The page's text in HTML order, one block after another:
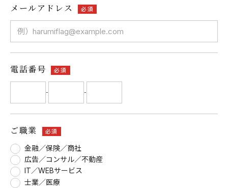
メールアドレス 必須
電話番号 必須
- -
ご職業 必須
金融／保険／商社
広告／コンサル／不動産
IT／WEBサービス
士業／医療